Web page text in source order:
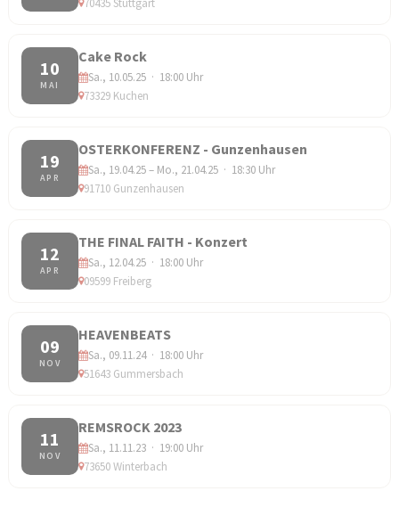
10
MAI
Cake Rock
Sa., 10.05.25 · 18:00 Uhr
73329 Kuchen
19
APR
OSTERKONFERENZ - Gunzenhausen
Sa., 19.04.25 – Mo., 21.04.25 · 18:30 Uhr
91710 Gunzenhausen
12
APR
THE FINAL FAITH - Konzert
Sa., 12.04.25 · 18:00 Uhr
09599 Freiberg
09
NOV
HEAVENBEATS
Sa., 09.11.24 · 18:00 Uhr
51643 Gummersbach
11
NOV
REMSROCK 2023
Sa., 11.11.23 · 19:00 Uhr
73650 Winterbach